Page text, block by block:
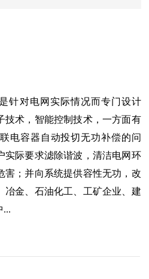
针对电网实际情况而专门设计
技术，智能控制技术，一方面有
电容器自动投切无功补偿的问
实际要求滤除谐波，清洁电网环
害；并向系统提供容性无功，改
冶金、石油化工、工矿企业、建
...